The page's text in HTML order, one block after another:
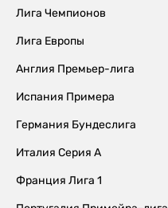
Лига Чемпионов
Лига Европы
Англия Премьер-лига
Испания Примера
Германия Бундеслига
Италия Серия А
Франция Лига 1